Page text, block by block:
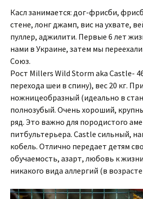
Касл занимается: дог-фрисби,
стене, лонг джамп, вис на ухвате,
пуллер, аджилити. Первые 6 лет
нами в Украине, затем мы
Союз.
Рост Millers Wild Storm aka Castle-
перехода шеи в спину), вес 20 кг.
ножницеобразный (идеально в
полнозубый. Очень хороший,
ряд. Это важно для породистого
питбультерьера. Castle сильный,
кобель. Отлично передает детям
обучаемость, азарт, любовь к
никакого вида аллергий (в